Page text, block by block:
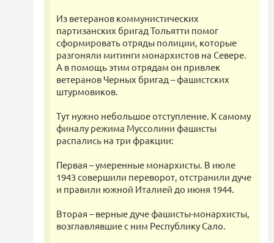
Из ветеранов коммунистических
партизанских бригад Тольятти помог
сформировать отряды полиции, которые
разгоняли митинги монархистов на Севере.
А в помощь этим отрядам он привлек
ветеранов Черных бригад – фашистских
штурмовиков.
Тут нужно небольшое отступление. К самому
финалу режима Муссолини фашисты
распались на три фракции:
Первая – умеренные монархисты. В июле
1943 совершили переворот, отстранили дуче
и правили южной Италией до июня 1944.
Вторая – верные дуче фашисты-монархисты,
возглавлявшие с ним Республику Сало.